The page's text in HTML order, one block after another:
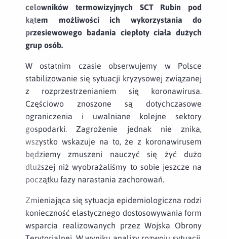
celowników termowizyjnych SCT Rubin pod
kątem możliwości ich wykorzystania do
przesiewowego badania ciepłoty ciała dużych
grup osób.
W ostatnim czasie obserwujemy w Polsce
stabilizowanie się sytuacji kryzysowej związanej
z rozprzestrzenianiem się koronawirusa.
Częściowo znoszone są dotychczasowe
ograniczenia i uwalniane kolejne sektory
gospodarki. Zagrożenie jednak nie znika,
wszystko wskazuje na to, że z koronawirusem
będziemy zmuszeni nauczyć się żyć dużo
dłuższej niż wyobrażaliśmy to sobie jeszcze na
początku fazy narastania zachorowań.
Zmieniająca się sytuacja epidemiologiczna rodzi
konieczność elastycznego dostosowywania form
wsparcia realizowanych przez Wojska Obrony